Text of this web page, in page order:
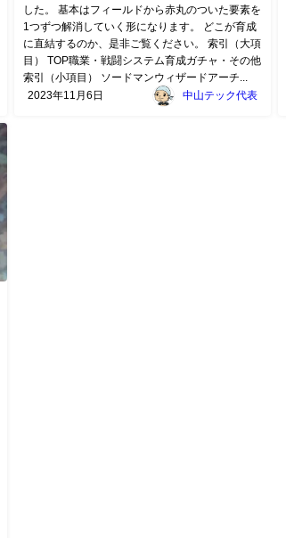
した。 基本はフィールドから赤丸のついた要素を
1つずつ解消していく形になります。 どこが育成
に直結するのか、是非ご覧ください。 索引（大項
目） TOP職業・戦闘システム育成ガチャ・その他
索引（小項目） ソードマンウィザードアーチ...
2023年11月6日
中山テック代表